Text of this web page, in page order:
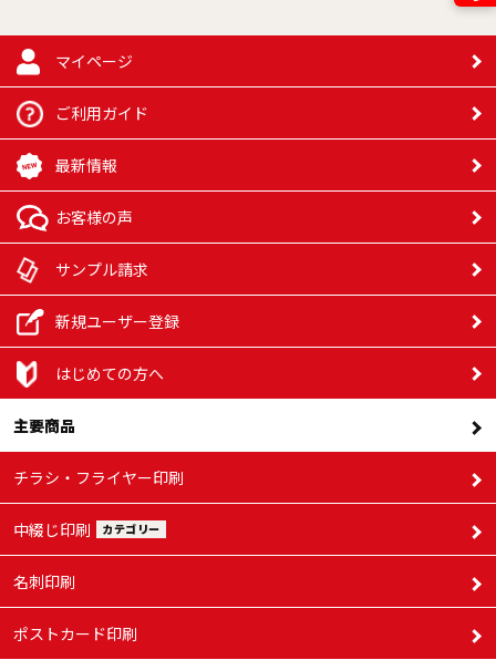
マイページ
ご利用ガイド
最新情報
お客様の声
サンプル請求
新規ユーザー登録
はじめての方へ
主要商品
チラシ・フライヤー印刷
中綴じ印刷 カテゴリー
名刺印刷
ポストカード印刷